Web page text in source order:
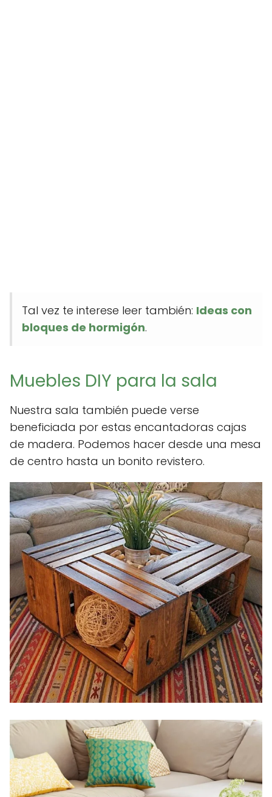
Tal vez te interese leer también: Ideas con
bloques de hormigón.
Muebles DIY para la sala
Nuestra sala también puede verse
beneficiada por estas encantadoras cajas
de madera. Podemos hacer desde una mesa
de centro hasta un bonito revistero.